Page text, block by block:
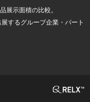
展示面積の比較。
するグループ企業・パート